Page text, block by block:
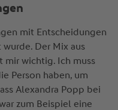
mit Entscheidungen
Der Mix aus
mir wichtig. Ich muss
Person haben, um
Alexandra Popp bei
zum Beispiel eine